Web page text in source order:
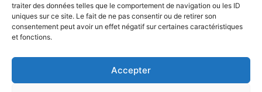
traiter des données telles que le comportement de navigation ou les ID
uniques sur ce site. Le fait de ne pas consentir ou de retirer son
consentement peut avoir un effet négatif sur certaines caractéristiques
et fonctions.
Accepter